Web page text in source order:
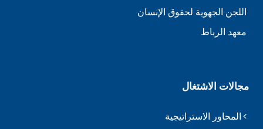
اللجن الجهوية لحقوق الإنسان
معهد الرباط
مجالات الاشتغال
المحاور الاستراتيجية